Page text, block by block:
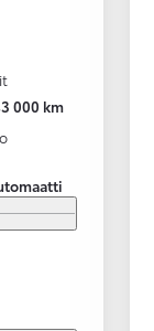
000 km